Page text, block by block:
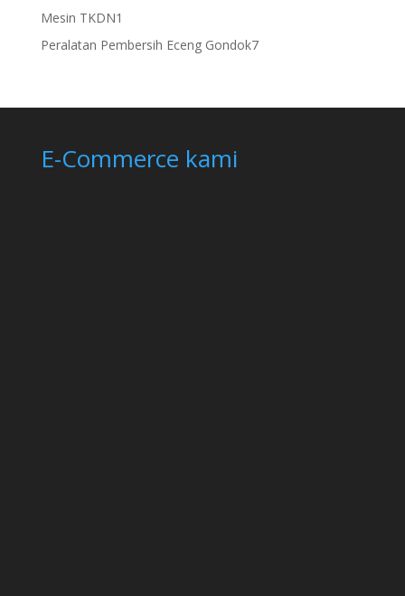
Mesin TKDN1
product
Peralatan Pembersih Eceng Gondok77
E-Commerce kami